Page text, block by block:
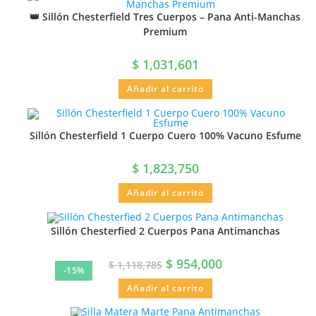
👑 Sillón Chesterfield Tres Cuerpos – Pana Anti-Manchas
Premium
$1,031,601
Añadir al carrito
Sillón Chesterfield 1 Cuerpo Cuero 100% Vacuno Esfume
$1,823,750
Añadir al carrito
-15%
Sillón Chesterfied 2 Cuerpos Pana Antimanchas
$1,118,785 $954,000
Añadir al carrito